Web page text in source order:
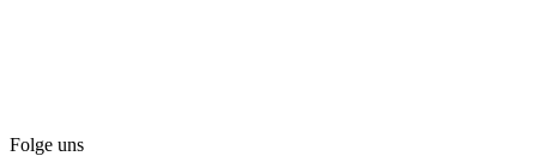
Folge uns